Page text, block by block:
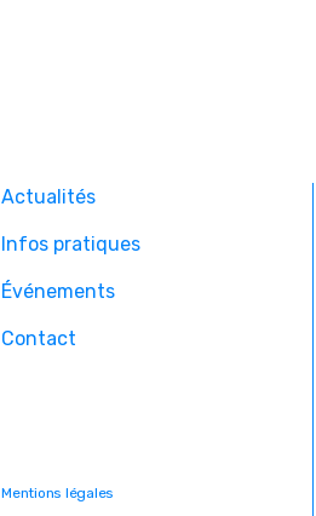
Actualités
Infos pratiques
Événements
Contact
Mentions légales